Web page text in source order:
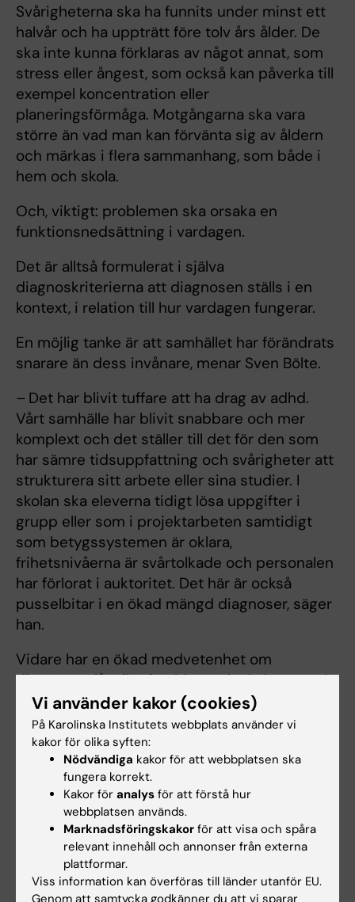
Svårigheterna ska ha funnits under minst ett
halvår och ha uppträtt före tolv års ålder. De
ska inte kunna förklaras av något annat, som
stress eller ångest, som också kan påverka till
exempel koncentration eller
planeringsförmåga. Motgångarna ska vara
större än vad man kan förvänta sig av åldern
och märkas i flera sammanhang, som både i
hem och skola.
Och, viktigt: problemen ska orsaka en
funktionsnedsättning i vardagen.
Det är alltså formulerat i själva
diagnoskriterierna att diagnosen ställs i en
kontext, i relation till hur vardagen fungerar.
En möjlig tanke är att samhället har förändrats
snarare än dess invånare, menar Sven Bölte.
– Det har blivit tuffare att ha drag av adhd.
Vårt samhälle har blivit snabbare och mer
komplext och det ställer till det för den som
har sämre tidsuppfattning och svårigheter att
strukturera sitt arbete eller sina studier. I
skolan ska eleverna tidigt lösa uppgifter i
grupp eller som i projektarbeten samtidigt
som betygssystemen är oklara,
frihetsnivåerna är svårtolkade och personalen
har förlorat i auktoritet. Det här är också
pusselbitar i en ökad mängd diagnoser, säger
han.
Vidare har en ökad medvetenhet om
diagnosen fått fler föräldrar och skolpersonal
att efterfråga utredningar. Dessutom har
ökningen varit mycket stor hos kvinnor, som
tidigare varit underdiagnostiserade.
Adhd nu vanligare hos kvinnor i Sverige
Enligt Socialstyrelsens rapport är en adhd-
diagnos numera vanligare hos kvinnor än hos
män. En genomgång av könsfördelningen i
olika åldrar visar att fram till sena tonåren är
Vi använder kakor (cookies)
På Karolinska Institutets webbplats använder vi
kakor för olika syften:
Nödvändiga kakor för att webbplatsen ska
fungera korrekt.
Kakor för analys för att förstå hur
webbplatsen används.
Marknadsföringskakor för att visa och spåra
relevant innehåll och annonser från externa
plattformar.
Viss information kan överföras till länder utanför EU.
Genom att samtycka godkänner du att vi sparar